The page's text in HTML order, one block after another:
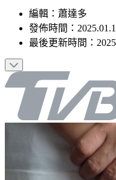
編輯 ： 蕭達多
發佈時間：
最後更新時間：